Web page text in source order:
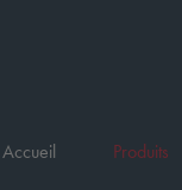
Accueil Produits